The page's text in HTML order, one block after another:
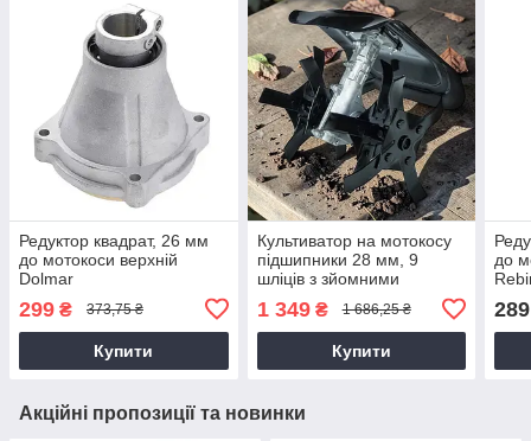
Редуктор квадрат, 26 мм
до мотокоси верхній
Dolmar
299 ₴ 373,75 ₴
Купити
Культиватор на мотокосу
підшипники 28 мм, 9
шліців з зйомними
1 349₴ 1 686,25 ₴
Купити
до
289
Акційні пропозиції та новинки